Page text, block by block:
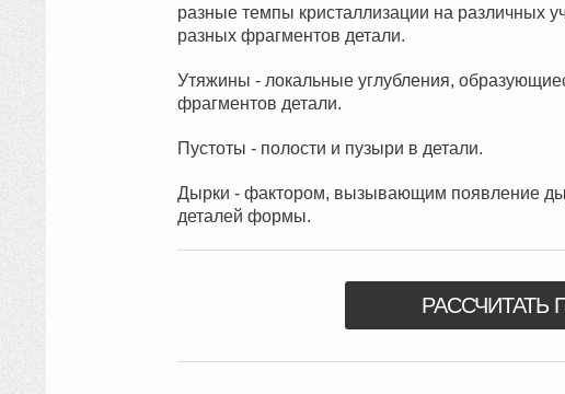
разные темпы кристаллизации на различных
разных фрагментов детали.
Утяжины - локальные углубления,
фрагментов детали.
Пустоты - полости и пузыри в детали.
Дырки - фактором, вызывающим появление
деталей формы.
РАССЧИТАТЬ